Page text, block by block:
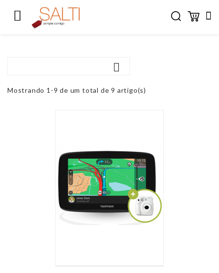
 

Mostrando 1-9 de um total de 9 artigo(s)